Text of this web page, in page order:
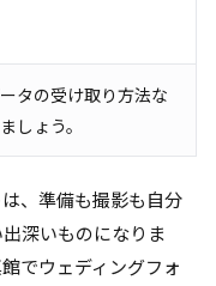
タの受け取り方法な
しょう。
、準備も撮影も自分
深いものになりま
でウェディングフォ